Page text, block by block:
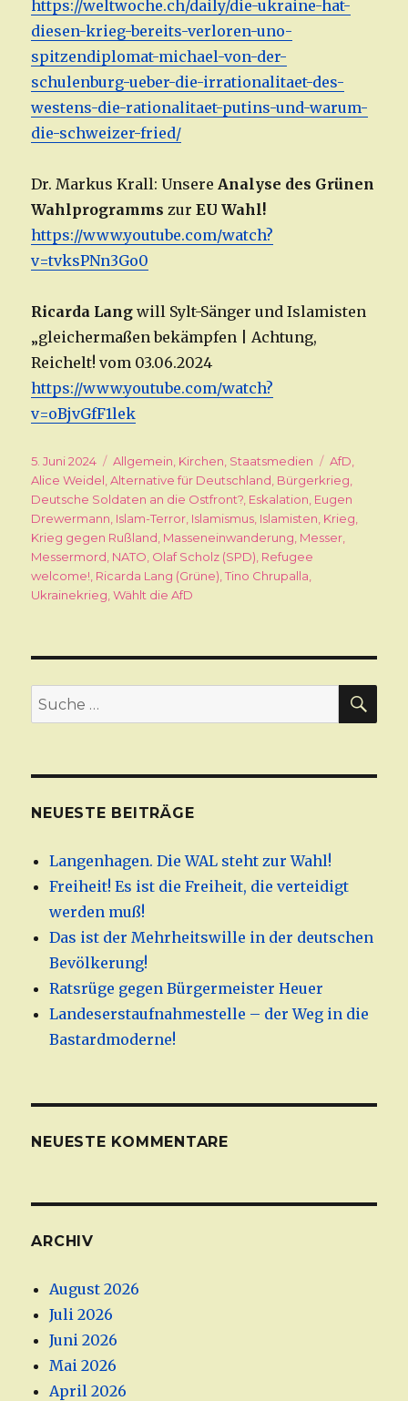
https://weltwoche.ch/daily/die-ukraine-hat-
diesen-krieg-bereits-verloren-uno-
spitzendiplomat-michael-von-der-
schulenburg-ueber-die-irrationalitaet-des-
westens-die-rationalitaet-putins-und-warum-
die-schweizer-fried/
Dr. Markus Krall: Unsere Analyse des Grünen
Wahlprogramms zurEU Wahl!
https://www.youtube.com/watch?
v=tvksPNn3Go0
Ricarda Lang will Sylt-Sänger und Islamisten
„gleichermaßen bekämpfen | Achtung,
Reichelt! vom 03.06.2024
https://www.youtube.com/watch?
v=oBjvGfF1lek
Veröffentlicht
am
5. Juni 2024 Kategorien
Allgemein Kirchen Staatsmedien AfD
Alice Weidel ,Alternative für Deutschland Bürgerkrieg
Deutsche Soldaten an die Ostfront? Eskalation Eugen
Drewermann Islam-Terror Islamismus Islamisten Krieg
Krieg gegen Rußland Masseneinwanderung Messer
Messermord NATO Olaf Scholz (SPD) Refugee
welcome! Ricarda Lang (Grüne) ,Tino Chrupalla
Ukrainekrieg ,Wählt die AfD
Suche
nach:
NEUESTE BEITRÄGE
Langenhagen. Die WAL steht zur Wahl!
Freiheit! Es ist die Freiheit, die verteidigt
werden muß!
Das ist der Mehrheitswille in der deutschen
Bevölkerung!
Ratsrüge gegen Bürgermeister Heuer
Landeserstaufnahmestelle – der Weg in die
Bastardmoderne!
NEUESTE KOMMENTARE
ARCHIV
August 2026
Juli 2026
Juni 2026
Mai 2026
April 2026